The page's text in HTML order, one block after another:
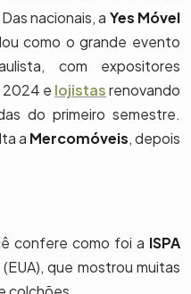
nacionais, a Yes Móvel
como o grande evento
com expositores
2024 e lojistasrenovando
do primeiro semestre.
a Mercomóveis, depois
confere como foi a ISPA
que mostrou muitas